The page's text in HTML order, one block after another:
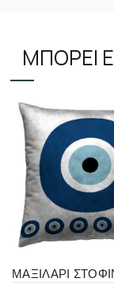
ΜΠΟΡΕΊ
ΜΑΞΙΛΑΡΙ